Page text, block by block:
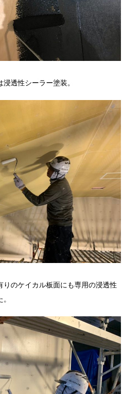
透性シーラー塗装。
のケイカル板面にも専用の浸透性